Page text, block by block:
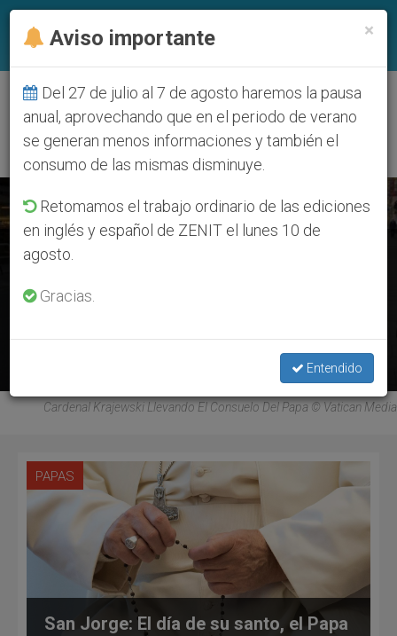
ETIQUETA
Posts Tagged ‘Termini’
ÚLTIMAS NOTICIAS
Coronavirus: El limosnero lleva el consuelo del Papa a
Cardenal Krajewski Llevando El Consuelo Del Papa © Vatican Media
PAPAS
San Jorge: El día de su santo, el Papa
×
Aviso importante
Del 27 de julio al 7 de agosto haremos la pausa
anual, aprovechando que en el periodo de verano
se generan menos informaciones y también el
consumo de las mismas disminuye.
Retomamos el trabajo ordinario de las ediciones
en inglés y español de ZENIT el lunes 10 de
agosto.
Gracias.
Entendido